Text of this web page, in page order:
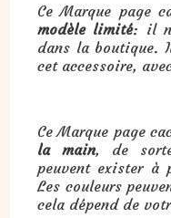
Ce Marque page
modèle limité: il
dans la boutique.
cet accessoire,
Ce Marque page
la main, de
peuvent exister à
Les couleurs
cela dépend de